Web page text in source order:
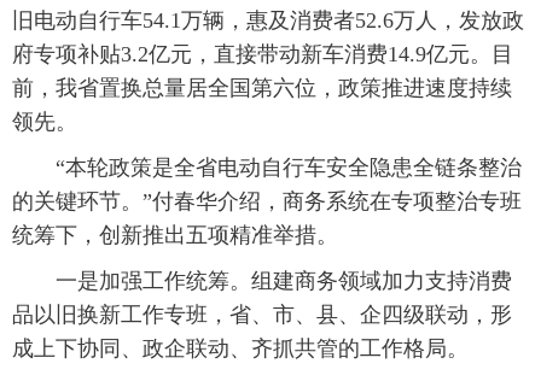
看天下 晋月读 最太原 网罗民生
太原日报 太原晚报 热评 社区
旧电动自行车54.1万辆，惠及消费者52.6万人，发放政
府专项补贴3.2亿元，直接带动新车消费14.9亿元。目
前，我省置换总量居全国第六位，政策推进速度持续
领先。
“本轮政策是全省电动自行车安全隐患全链条整治
的关键环节。”付春华介绍，商务系统在专项整治专班
统筹下，创新推出五项精准举措。
一是加强工作统筹。组建商务领域加力支持消费
品以旧换新工作专班，省、市、县、企四级联动，形
成上下协同、政企联动、齐抓共管的工作格局。